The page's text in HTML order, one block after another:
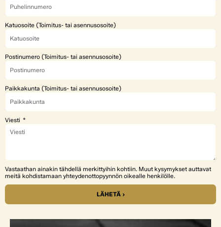
Katuosoite (Toimitus- tai asennusosoite)
Postinumero (Toimitus- tai asennusosoite)
Paikkakunta (Toimitus- tai asennusosoite)
Viesti
Vastaathan ainakin tähdellä merkittyihin kohtiin. Muut kysymykset auttavat
meitä kohdistamaan yhteydenottopyynnön oikealle henkilölle.
LÄHETÄ ›